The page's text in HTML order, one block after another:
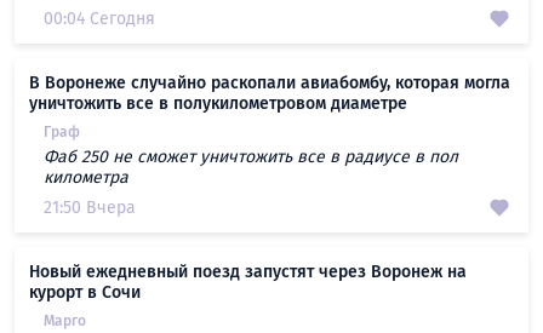
00:04 Сегодня
В Воронеже случайно раскопали авиабомбу, которая могла
уничтожить все в полукилометровом диаметре
Граф
Фаб 250 не сможет уничтожить все в радиусе в пол
километра
21:50 Вчера
Новый ежедневный поезд запустят через Воронеж на
курорт в Сочи
Марго